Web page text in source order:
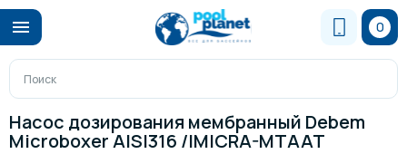
0
Насос дозирования мембранный Debem
Microboxer AISI316 /IMICRA-MTAAT